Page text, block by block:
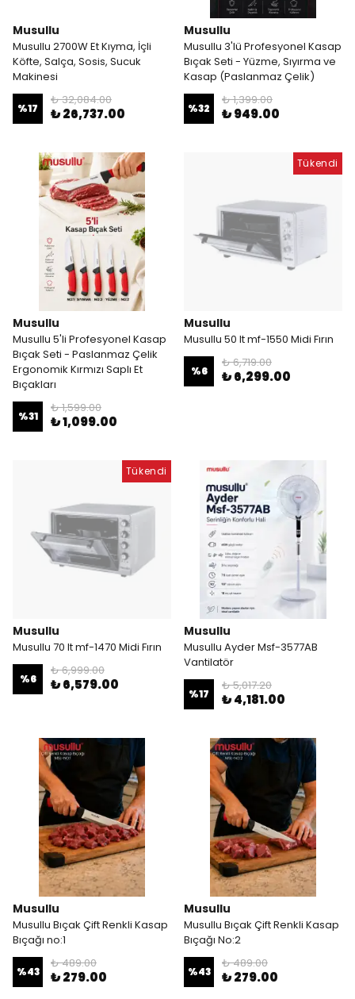
Musullu
Musullu 2700W Et Kıyma, İçli
Köfte, Salça, Sosis, Sucuk
Makinesi
%17
₺ 32,084.00
₺ 26,737.00
Musullu
Musullu 3'lü Profesyonel Kasap
Bıçak Seti - Yüzme, Sıyırma ve
Kasap (Paslanmaz Çelik)
%32
₺ 1,399.00
₺ 949.00
Musullu
Musullu 5'li Profesyonel Kasap
Bıçak Seti - Paslanmaz Çelik
Ergonomik Kırmızı Saplı Et
Bıçakları
%31
₺ 1,599.00
₺ 1,099.00
Tükendi
Musullu
Musullu 50 lt mf-1550 Midi Fırın
%6
₺ 6,719.00
₺ 6,299.00
Tükendi
Musullu
Musullu 70 lt mf-1470 Midi Fırın
%6
₺ 6,999.00
₺ 6,579.00
Musullu
Musullu Ayder Msf-3577AB
Vantilatör
%17
₺ 5,017.20
₺ 4,181.00
Musullu
Musullu Bıçak Çift Renkli Kasap
Bıçağı no:1
%43
₺ 489.00
₺ 279.00
Musullu
Musullu Bıçak Çift Renkli Kasap
Bıçağı No:2
%43
₺ 489.00
₺ 279.00